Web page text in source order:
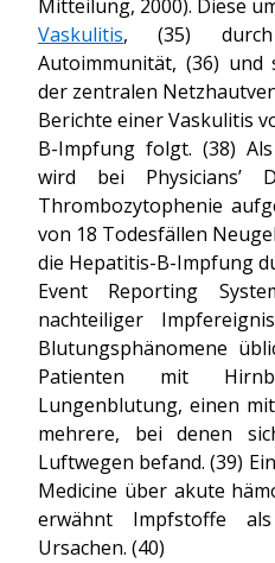
Mitteilung, 2000). Diese
Vaskulitis, (35) durch
Autoimmunität, (36) und
der zentralen
Berichte einer Vaskulitis
B-Impfung folgt. (38)
wird bei Physicians’
Thrombozytophenie
von 18 Todesfällen
die Hepatitis-B-Impfung
Event Reporting
nachteiliger
Blutungsphänomene
Patienten mit
Lungenblutung, einen
mehrere, bei denen
Luftwegen befand. (39)
Medicine über akute
erwähnt Impfstoffe
Ursachen. (40)